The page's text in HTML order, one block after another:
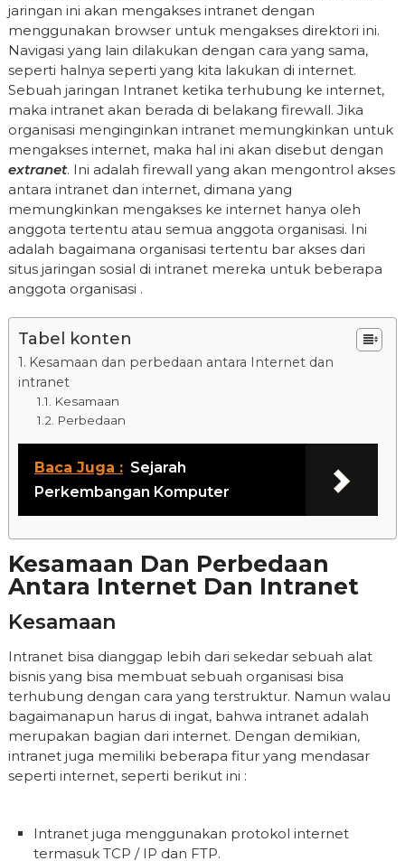
jaringan ini akan mengakses intranet dengan
menggunakan browser untuk mengakses direktori ini.
Navigasi yang lain dilakukan dengan cara yang sama,
seperti halnya seperti yang kita lakukan di internet.
Sebuah jaringan Intranet ketika terhubung ke internet,
maka intranet akan berada di belakang firewall. Jika
organisasi menginginkan intranet memungkinkan untuk
mengakses internet, maka hal ini akan disebut dengan
extranet. Ini adalah firewall yang akan mengontrol akses
antara intranet dan internet, dimana yang
memungkinkan mengakses ke internet hanya oleh
anggota tertentu atau semua anggota organisasi. Ini
adalah bagaimana organisasi tertentu bar akses dari
situs jaringan sosial di intranet mereka untuk beberapa
anggota organisasi .
Tabel konten
Kesamaan dan perbedaan antara Internet dan
intranet
Kesamaan
Perbedaan
Baca Juga : Sejarah
Perkembangan Komputer
Kesamaan Dan Perbedaan
Antara Internet Dan Intranet
Kesamaan
Intranet bisa dianggap lebih dari sekedar sebuah alat
bisnis yang bisa membuat sebuah organisasi bisa
terhubung dengan cara yang terstruktur. Namun walau
bagaimanapun harus di ingat, bahwa intranet adalah
merupakan bagian dari internet. Dengan demikian,
intranet juga memiliki beberapa fitur yang mendasar
seperti internet, seperti berikut ini :
Intranet juga menggunakan protokol internet
termasuk TCP / IP dan FTP.